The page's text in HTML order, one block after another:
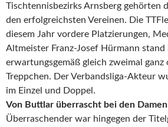
Tischtennisbezirks Arnsberg gehörten
den erfolgreichsten Vereinen. Die
diesem Jahr vordere Platzierungen,
Altmeister Franz-Josef Hürmann stand
erwartungsgemäß gleich zweimal ganz
Treppchen. Der Verbandsliga-Akteur
im Einzel und Doppel.
Von Buttlar überrascht bei den Damen
Überraschender war hingegen der